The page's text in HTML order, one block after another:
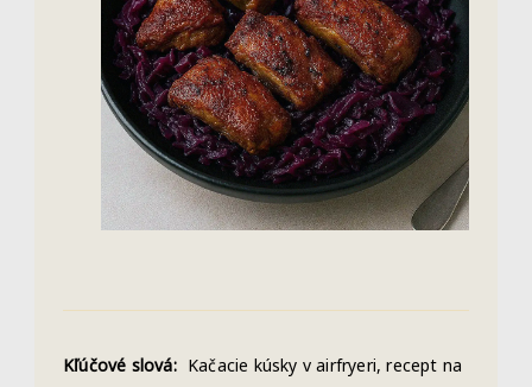
Kľúčové slová: Kačacie kúsky v airfryeri, recept na